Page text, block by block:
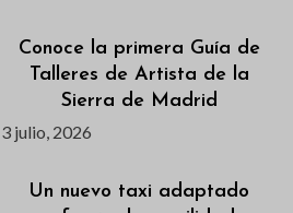
Conoce la primera Guía de
Talleres de Artista de la
Sierra de Madrid
3 julio, 2026
Un nuevo taxi adaptado